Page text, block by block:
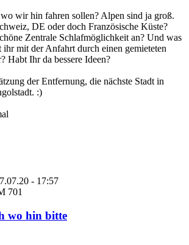
wir hin fahren sollen? Alpen sind ja groß.
DE oder doch Französische Küste?
Zentrale Schlafmöglichkeit an? Und was
mit der Anfahrt durch einen gemieteten
Habt Ihr da bessere Ideen?
der Entfernung, die nächste Stadt in
:)
- 17:57
701
wo hin bitte